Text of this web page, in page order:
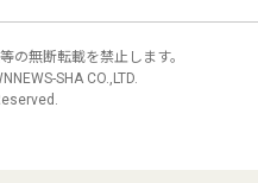
の無断転載を禁止します。
SHA CO.,LTD.